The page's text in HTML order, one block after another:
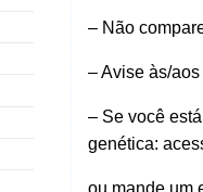
– Não
– Avise às/
– Se você
genética:
ou mande um